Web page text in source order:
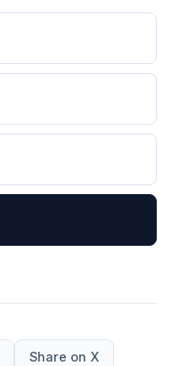
Share on X